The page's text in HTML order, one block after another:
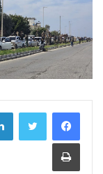
طباعة